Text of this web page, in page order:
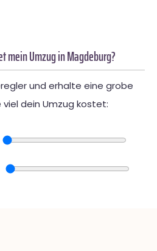
mein Umzug in Magdeburg?
und erhalte eine grobe
viel dein Umzug kostet: